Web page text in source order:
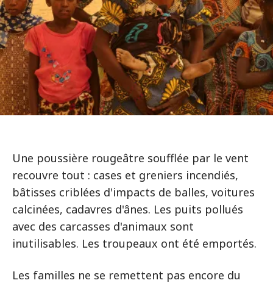
Une poussière rougeâtre soufflée par le vent
recouvre tout : cases et greniers incendiés,
bâtisses criblées d'impacts de balles, voitures
calcinées, cadavres d'ânes. Les puits pollués
avec des carcasses d'animaux sont
inutilisables. Les troupeaux ont été emportés.
Les familles ne se remettent pas encore du